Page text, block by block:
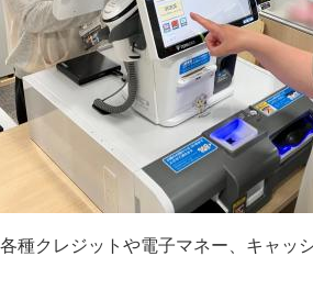
クレジットや電子マネー、キャッ